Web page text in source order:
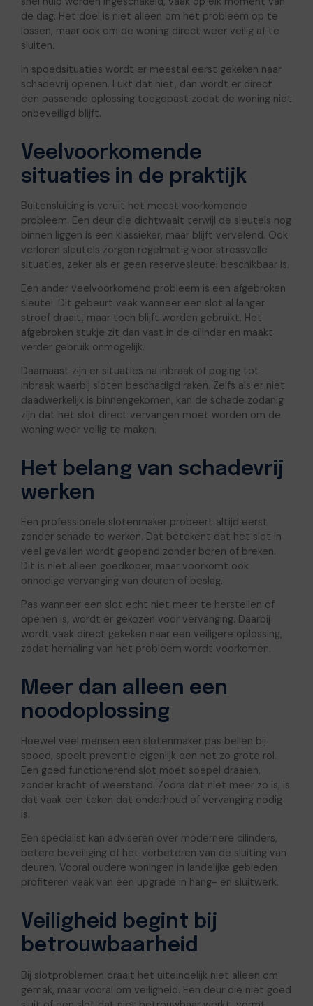
de dag. Het doel is niet alleen om het probleem op te
lossen, maar ook om de woning direct weer veilig af te
sluiten.
In spoedsituaties wordt er meestal eerst gekeken naar
schadevrij openen. Lukt dat niet, dan wordt er direct
een passende oplossing toegepast zodat de woning niet
onbeveiligd blijft.
Veelvoorkomende
situaties in de praktijk
Buitensluiting is veruit het meest voorkomende
probleem. Een deur die dichtwaait terwijl de sleutels nog
binnen liggen is een klassieker, maar blijft vervelend. Ook
verloren sleutels zorgen regelmatig voor stressvolle
situaties, zeker als er geen reservesleutel beschikbaar is.
Een ander veelvoorkomend probleem is een afgebroken
sleutel. Dit gebeurt vaak wanneer een slot al langer
stroef draait, maar toch blijft worden gebruikt. Het
afgebroken stukje zit dan vast in de cilinder en maakt
verder gebruik onmogelijk.
Daarnaast zijn er situaties na inbraak of poging tot
inbraak waarbij sloten beschadigd raken. Zelfs als er niet
daadwerkelijk is binnengekomen, kan de schade zodanig
zijn dat het slot direct vervangen moet worden om de
woning weer veilig te maken.
Het belang van schadevrij
werken
Een professionele slotenmaker probeert altijd eerst
zonder schade te werken. Dat betekent dat het slot in
veel gevallen wordt geopend zonder boren of breken.
Dit is niet alleen goedkoper, maar voorkomt ook
onnodige vervanging van deuren of beslag.
Pas wanneer een slot echt niet meer te herstellen of
openen is, wordt er gekozen voor vervanging. Daarbij
wordt vaak direct gekeken naar een veiligere oplossing,
zodat herhaling van het probleem wordt voorkomen.
Meer dan alleen een
noodoplossing
Hoewel veel mensen een slotenmaker pas bellen bij
spoed, speelt preventie eigenlijk een net zo grote rol.
Een goed functionerend slot moet soepel draaien,
zonder kracht of weerstand. Zodra dat niet meer zo is, is
dat vaak een teken dat onderhoud of vervanging nodig
is.
Een specialist kan adviseren over modernere cilinders,
betere beveiliging of het verbeteren van de sluiting van
deuren. Vooral oudere woningen in landelijke gebieden
profiteren vaak van een upgrade in hang- en sluitwerk.
Veiligheid begint bij
betrouwbaarheid
Bij slotproblemen draait het uiteindelijk niet alleen om
gemak, maar vooral om veiligheid. Een deur die niet goed